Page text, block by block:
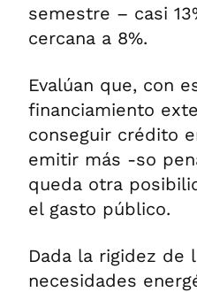
semestre – casi
cercana a 8%.
Evalúan que, con
financiamiento
conseguir crédito
emitir más -so
queda otra
el gasto público.
Dada la rigidez de
necesidades